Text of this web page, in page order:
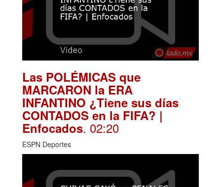
Las POLÉMICAS que
MARCARON la ERA
INFANTINO ¿Tiene sus días
CONTADOS en la FIFA? |
Enfocados. 02:20
ESPN Deportes